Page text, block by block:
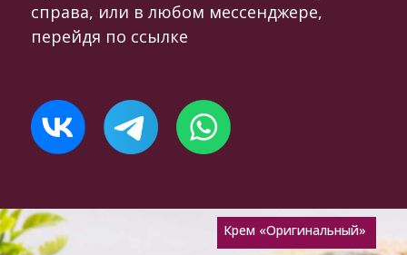
справа, или в любом мессенджере,
перейдя по ссылке
Крем «Оригинальный»